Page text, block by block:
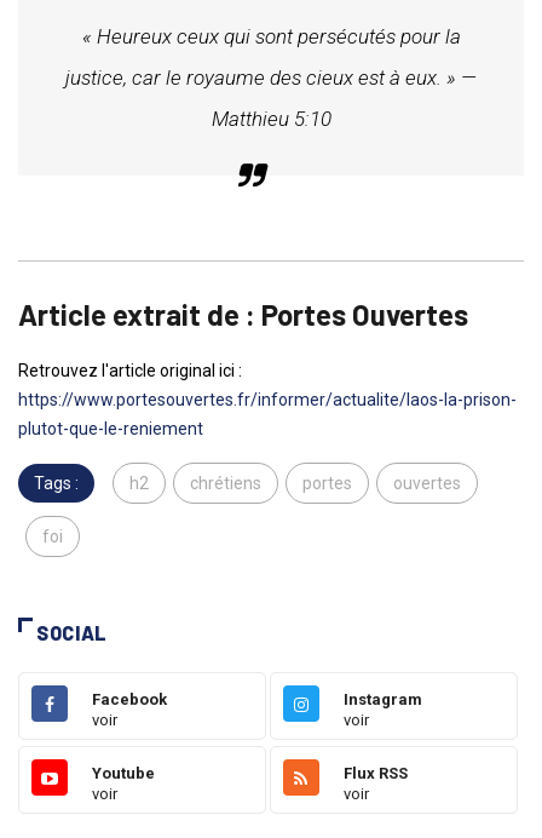
« Heureux ceux qui sont persécutés pour la
justice, car le royaume des cieux est à eux. » —
Matthieu 5:10
Article extrait de : Portes Ouvertes
Retrouvez l'article original ici :
https://www.portesouvertes.fr/informer/actualite/laos-la-prison-
plutot-que-le-reniement
Tags : h2 chrétiens portes ouvertes
foi
SOCIAL
Facebook
voir
Instagram
voir
Youtube
voir
Flux RSS
voir